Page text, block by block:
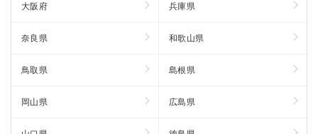
大阪府 兵庫県
奈良県 和歌山県
鳥取県 島根県
岡山県 広島県